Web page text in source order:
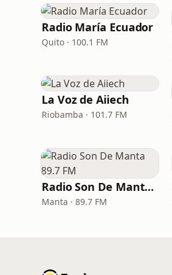
Radio María Ecuador
Quito · 100.1 FM
La Voz de Aiiech
Riobamba · 101.7 FM
Radio Son De Manta 89.7 FM
Manta · 89.7 FM